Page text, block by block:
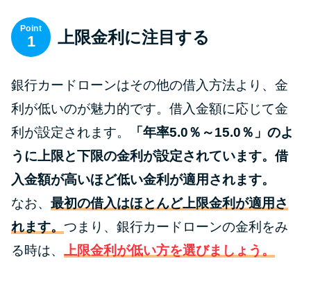
ブラックでもお金を借りるに
アコムはブラックでも審査に通
る？ 自分がブラックか確かめる
方法
アコムとレイクどっちがいい
の？ カードローンの選び方を徹
底解説！
プロミスの返済方法を徹底解
Point
1 上限金利に注目する
銀行カードローンはその他の借入方法より、金
利が低いのが魅力的です。借入金額に応じて金
利が設定されます。
「年率5.0％～15.0％」のよ
うに上限と下限の金利が設定されています。借
入金額が高いほど低い金利が適用されます。
なお、 最初の借入はほとんど上限金利が適用さ
れます。 つまり、銀行カードローンの金利をみ
る時は、 上限金利が低い方を選びましょう。